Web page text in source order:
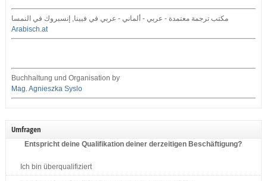
مكتب ترجمة معتمدة - عربي - ألماني - عربي في فيينا, إنسبروك في النمسا
Arabisch.at
Buchhaltung und Organisation by
Mag. Agnieszka Syslo
Umfragen
Entspricht deine Qualifikation deiner derzeitigen Beschäftigung?
Ich bin überqualifiziert